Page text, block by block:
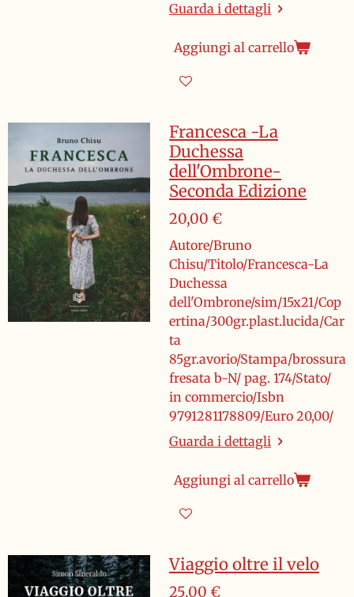
Guarda i dettagli
Aggiungi al carrello
Francesca -La
Duchessa
dell'Ombrone-
Seconda Edizione
20,00 €
Autore/Bruno
Chisu/Titolo/Francesca-La
Duchessa
dell'Ombrone/sim/15x21/Cop
ertina/300gr.plast.lucida/Car
ta
85gr.avorio/Stampa/brossura
fresata b-N/ pag. 174/Stato/
in commercio/Isbn
9791281178809/Euro 20,00/
Guarda i dettagli
Aggiungi al carrello
Viaggio oltre il velo
25,00 €